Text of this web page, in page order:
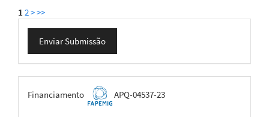
1 2>>>
Enviar
Submissão
Enviar Submissão
FAPEMIG
Financiamento APQ-04537-23